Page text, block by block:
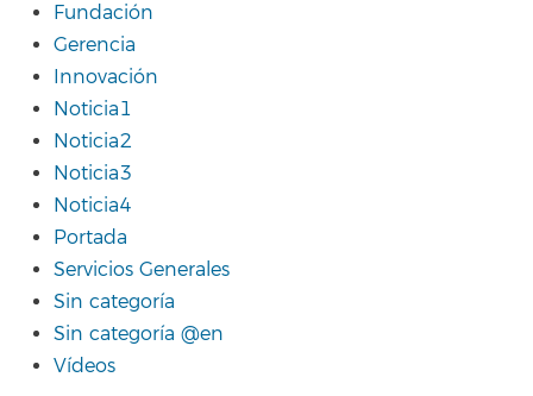
Fundación
Gerencia
Innovación
Noticia1
Noticia2
Noticia3
Noticia4
Portada
Servicios Generales
Sin categoría
Sin categoría @en
Vídeos